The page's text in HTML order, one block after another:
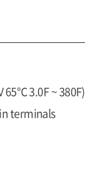
65℃ 3.0F ~ 380F)
terminals